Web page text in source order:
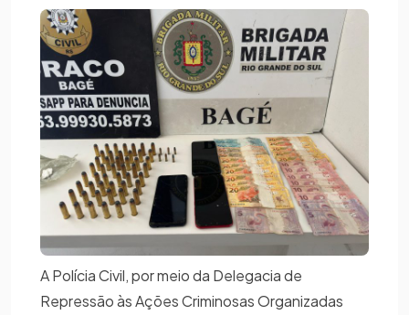
A Polícia Civil, por meio da Delegacia de
Repressão às Ações Criminosas Organizadas